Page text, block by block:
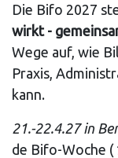
Die Bifo 2027
wirkt -
Wege auf, wie
Praxis,
kann.
21.-22.4.27 in
de Bifo-Woche (